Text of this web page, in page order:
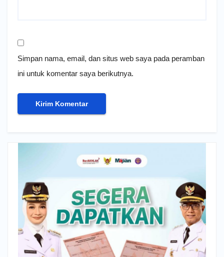
Simpan nama, email, dan situs web saya pada peramban
ini untuk komentar saya berikutnya.